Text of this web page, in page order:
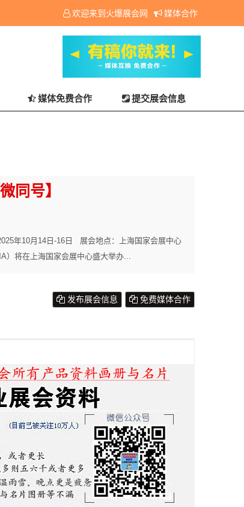
欢迎来到火爆展会网 媒体合作
媒体免费合作 提交展会信息
同号】
年10月14日-16日 展会地点：上海国家会展中心
）将在上海国家会展中心盛大举办...
免费媒体合作
发布展会信息